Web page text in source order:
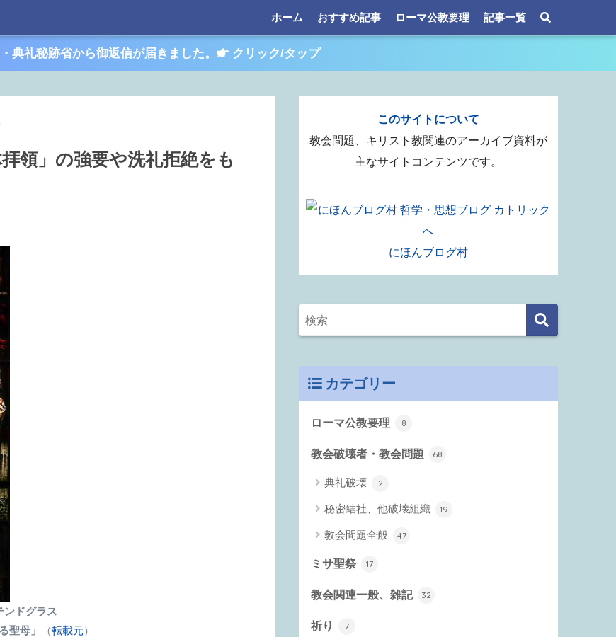
ホーム おすすめ記事 ローマ公教要理 記事一覧
典礼秘跡省から御返信が届きました。 クリック/タップ
領」の強要や洗礼拒絶をも
ンドグラス
聖母」
（転載元）
このサイトについて
教会問題、キリスト教関連のアーカイブ資料が
主なサイトコンテンツです。
にほんブログ村
カテゴリー
ローマ公教要理 8
教会破壊者・教会問題 68
典礼破壊 2
秘密結社、他破壊組織 19
教会問題全般 47
ミサ聖祭 17
教会関連一般、雑記 32
祈り 7